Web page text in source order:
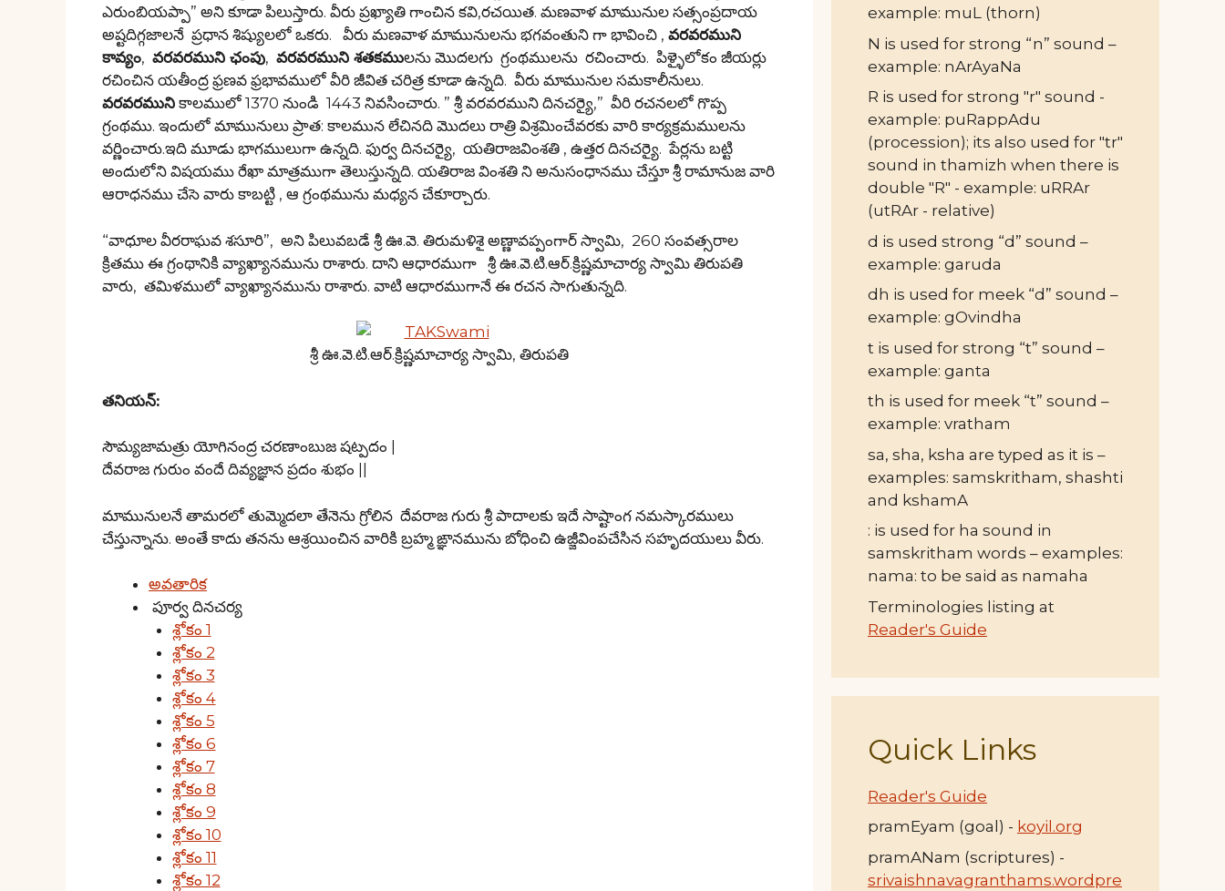
ఎరుంబియప్పా” అని కూడా పిలుస్తారు. వీరు ప్రఖ్యాతి గాంచిన కవి,రచయిత. మణవాళ మామునుల సత్సంప్రదాయ
అష్టదిగ్గజాలనే ప్రధాన శిష్యులలో ఒకరు. వీరు మణవాళ మామునులను భగవంతుని గా భావించి , వరవరముని
కావ్యం, వరవరముని ఛంపు, వరవరముని శతకములను మొదలగు గ్రంథములను రచించారు. పిళ్ళైలోకం జీయర్లు
రచించిన యతీంద్ర ఫ్రణవ ఫ్రభావములో వీరి జీవిత చరిత్ర కూడా ఉన్నది. వీరు మామునుల సమకాలీనులు.
వరవరముని కాలములో 1370 నుండి 1443 నివసించారు. ” శ్రీ వరవరముని దినచర్యై,” వీరి రచనలలో గొప్ప
గ్రంథము. ఇందులో మామునులు ప్రాత: కాలమున లేచినది మొదలు రాత్రి విశ్రమించేవరకు వారి కార్యక్రమములను
వర్ణించారు.ఇది మూడు భాగములుగా ఉన్నది. ఫుర్వ దినచర్యై, యతిరాజవింశతి , ఉత్తర దినచర్యై. పేర్లను బట్టి
అందులోని విషయము రేఖా మాత్రముగా తెలుస్తున్నది. యతిరాజ వింశతి ని అనుసంధానము చేస్తూ శ్రీ రామానుజ వారి
ఆరాధనము చేసె వారు కాబట్టి , ఆ గ్రంథమును మధ్యన చేకూర్చారు.
“వాధూల వీరరాఘవ శసూరి”, అని పిలువబడే శ్రీ ఊ.వె. తిరుమళిశై అణ్ణావప్పంగార్ స్వామి, 260 సంవత్సరాల
క్రితము ఈ గ్రంథానికి వ్యాఖ్యానమును రాశారు. దాని ఆధారముగా శ్రీ ఊ.వె.టి.ఆర్.క్రిష్ణమాచార్య స్వామి తిరుపతి
వారు, తమిళములో వ్యాఖ్యానమును రాశారు. వాటి ఆధారముగానే ఈ రచన సాగుతున్నది.
శ్రీ ఊ.వె.టి.ఆర్.క్రిష్ణమాచార్య స్వామి, తిరుపతి
తనియన్:
సౌమ్యజామత్రు యోగినంద్ర చరణాంబుజ షట్పదం |
దేవరాజ గురుం వందే దివ్యజ్ఞాన ప్రదం శుభం ||
మామునులనే తామరలో తుమ్మెదలా తేనెను గ్రోలిన దేవరాజ గురు శ్రీ పాదాలకు ఇదే సాష్టాంగ నమస్కారములు
చేస్తున్నాను. అంతే కాదు తనను ఆశ్రయించిన వారికి బ్రహ్మ ఙ్ఞానమును బోధించి ఉజ్జీవింపచేసిన సహృదయులు వీరు.
అవతారిక
పూర్వ దినచర్య
శ్లోకం 1
శ్లోకం 2
శ్లోకం 3
శ్లోకం 4
శ్లోకం 5
శ్లోకం 6
శ్లోకం 7
శ్లోకం 8
శ్లోకం 9
శ్లోకం 10
శ్లోకం 11
శ్లోకం 12
example: muL (thorn)
N is used for strong “n” sound –
example: nArAyaNa
R is used for strong "r" sound -
example: puRappAdu
(procession); its also used for "tr"
sound in thamizh when there is
double "R" - example: uRRAr
(utRAr - relative)
d is used strong “d” sound –
example: garuda
dh is used for meek “d” sound –
example: gOvindha
t is used for strong “t” sound –
example: ganta
th is used for meek “t” sound –
example: vratham
sa, sha, ksha are typed as it is –
examples: samskritham, shashti
and kshamA
: is used for ha sound in
samskritham words – examples:
nama: to be said as namaha
Terminologies listing at
Reader's Guide
Quick Links
Reader's Guide
pramEyam (goal) - koyil.org
pramANam (scriptures) -
srivaishnavagranthams.wordpre